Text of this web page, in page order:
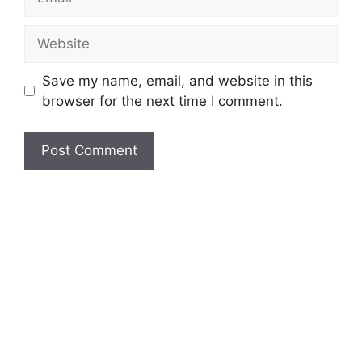
Save my name, email, and website in this
browser for the next time I comment.